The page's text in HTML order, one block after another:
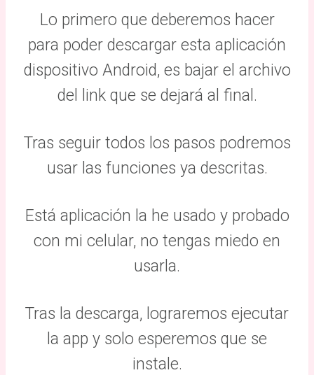
Lo primero que deberemos hacer
para poder descargar esta aplicación
dispositivo Android, es bajar el archivo
del link que se dejará al final.
Tras seguir todos los pasos podremos
usar las funciones ya descritas.
Está aplicación la he usado y probado
con mi celular, no tengas miedo en
usarla.
Tras la descarga, lograremos ejecutar
la app y solo esperemos que se
instale.